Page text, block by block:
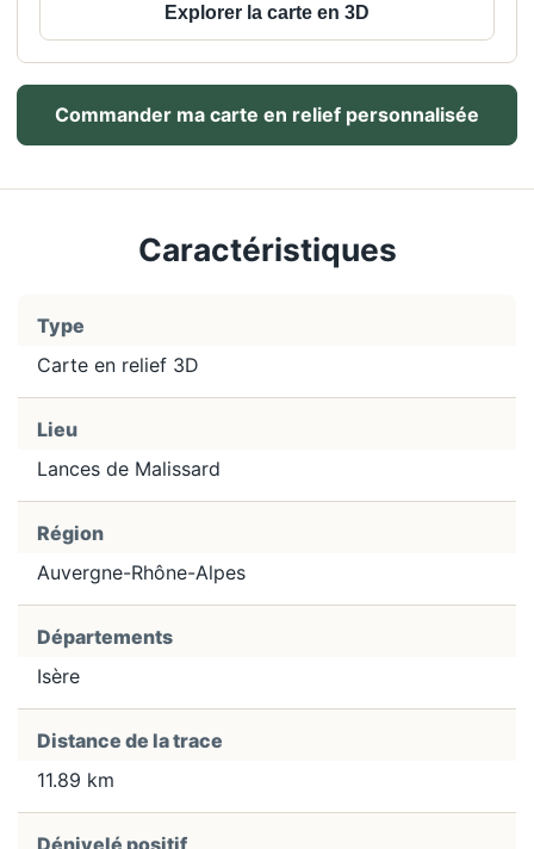
Explorer la carte en 3D
Commander ma carte en relief personnalisée
Caractéristiques
Type
Carte en relief 3D
Lieu
Lances de Malissard
Région
Auvergne-Rhône-Alpes
Départements
Isère
Distance de la trace
11.89 km
Dénivelé positif